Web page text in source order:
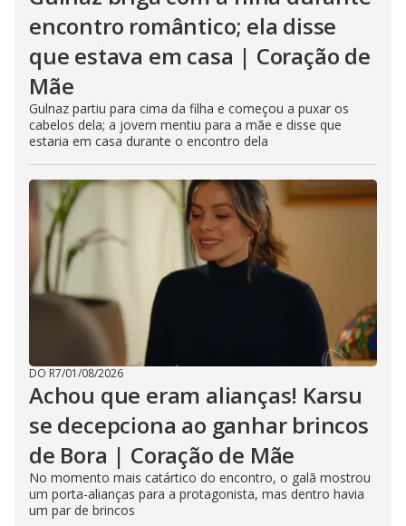
encontro romântico; ela disse
que estava em casa | Coração de
Mãe
Gulnaz partiu para cima da filha e começou a puxar os
cabelos dela; a jovem mentiu para a mãe e disse que
estaria em casa durante o encontro dela
DO R7/01/08/2026
Achou que eram alianças! Karsu
se decepciona ao ganhar brincos
de Bora | Coração de Mãe
No momento mais catártico do encontro, o galã mostrou
um porta-alianças para a protagonista, mas dentro havia
um par de brincos